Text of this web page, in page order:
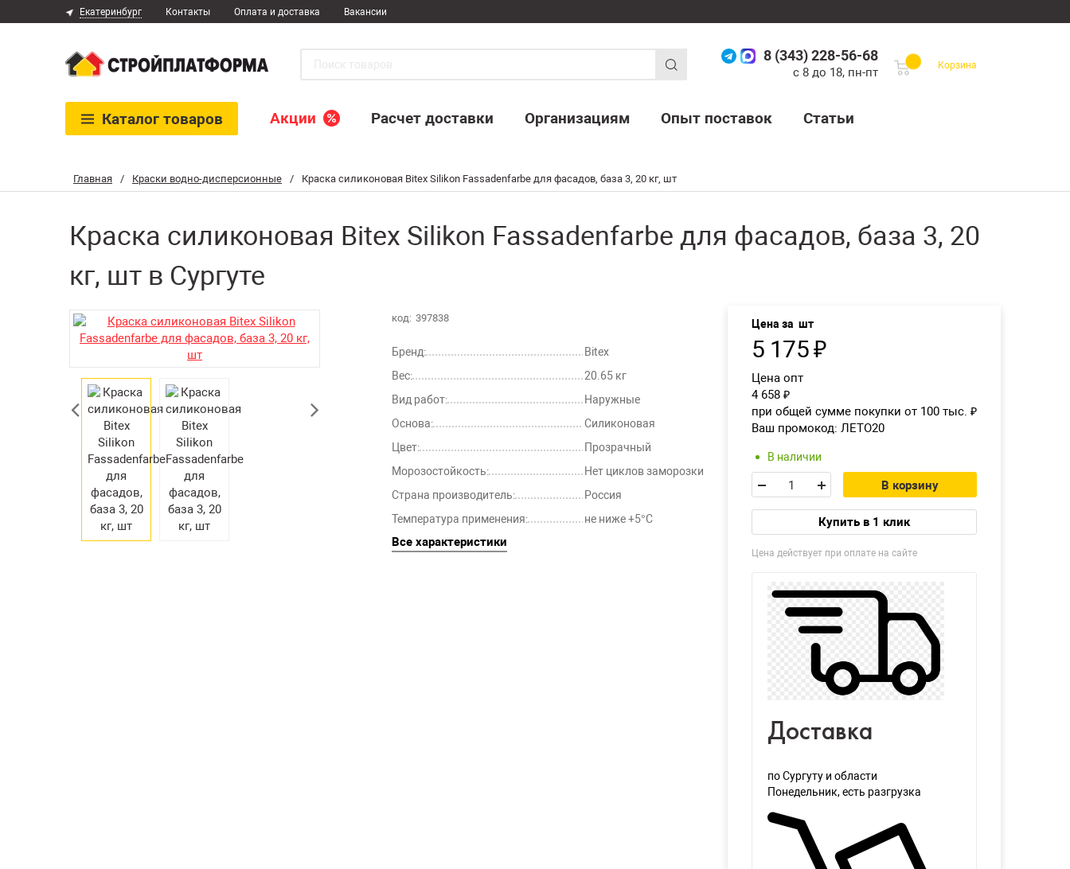
Главная / Краски водно-дисперсионные / Краска силиконовая Bitex Silikon Fassadenfarbe для фасадов, база 3, 20 кг, шт
Краска силиконовая Bitex Silikon Fassadenfarbe для фасадов, база 3, 20
кг, шт в Сургуте
код: 397838
Бренд:
Bitex
Вес:
20.65 кг
Вид работ:
Наружные
Основа:
Силиконовая
Цвет:
Прозрачный
Морозостойкость:
Нет циклов заморозки
Страна производитель:
Россия
Температура применения:
не ниже +5°С
Все характеристики
Цена за шт
5 175₽
Цена опт
4 658 ₽
при общей сумме покупки от 100 тыс. ₽
Ваш промокод: ЛЕТО20
В наличии
В корзину
Купить в 1 клик
Цена действует при оплате на сайте
Доставка
по Сургуту и области
Понедельник, есть разгрузка
Екатеринбург Контакты Оплата и доставка Вакансии
8 (343) 228-56-68
с 8 до 18, пн-пт
Корзина
Каталог товаров Акции Расчет доставки Организациям Опыт поставок Статьи